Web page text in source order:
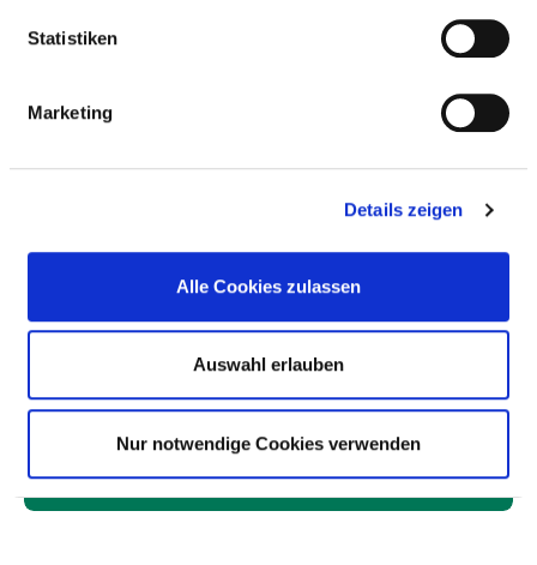
Statistiken
Marketing
Details zeigen
Alle Cookies zulassen
Auswahl erlauben
Nur notwendige Cookies verwenden
RISK MANAGEMENT
STEERING COMMITTEE
RISK MANAGEMENT INSTRUMENTS AND
MEASURES
INSTRUMENTS AND MEASURES